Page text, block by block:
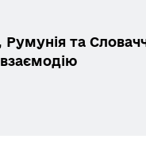
Румунія та